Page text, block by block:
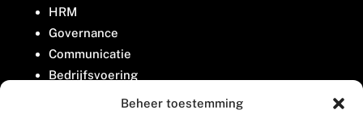
Beheer toestemming
HRM
Governance
Communicatie
Bedrijfsvoering
Belangenbehartiging